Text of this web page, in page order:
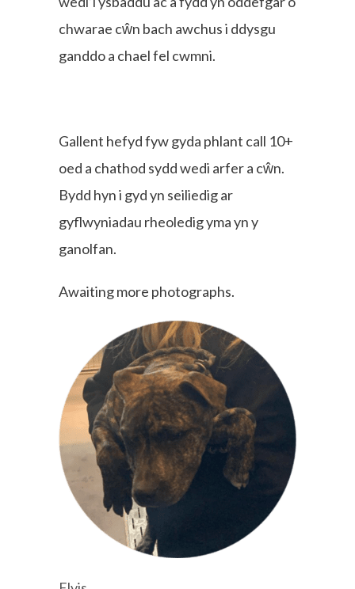
chwarae cŵn bach awchus i ddysgu
ganddo a chael fel cwmni.
Gallent hefyd fyw gyda phlant call 10+
oed a chathod sydd wedi arfer a cŵn.
Bydd hyn i gyd yn seiliedig ar
gyflwyniadau rheoledig yma yn y
ganolfan.
Awaiting more photographs.